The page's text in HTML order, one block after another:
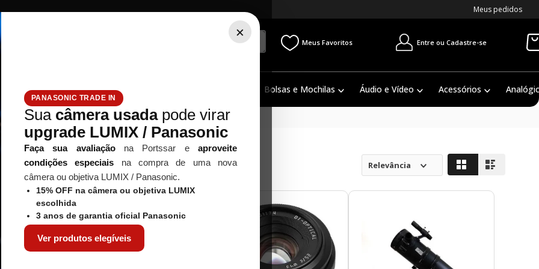
×
PANASONIC TRADE IN
Sua câmera usadapode virar
upgrade LUMIX / Panasonic
Faça sua avaliaçãona Portssar eaproveite
condições especiais na compra de uma nova
câmera ou objetiva LUMIX / Panasonic.
15% OFF na câmera ou objetiva LUMIX
escolhida
3 anos de garantia oficial Panasonic
Ver produtos elegíveis
Meus pedidos
Meus Favoritos Entre ou Cadastre-se
Tripé / Monopé Estúdio / Iluminação Bolsas e Mochilas Áudio e Vídeo Acessórios
Relevância